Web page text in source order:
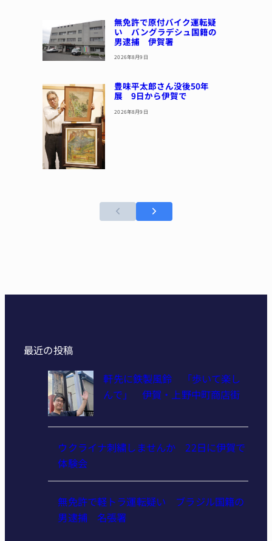
無免許で原付バイク運転疑
い バングラデシュ国籍の
男逮捕 伊賀署
2026年8月9日
豊味平太郎さん没後50年
展 9日から伊賀で
2026年8月9日
最近の投稿
軒先に鉄製風鈴 「歩いて楽し
んで」 伊賀・上野中町商店街
ウクライナ刺繍しませんか 22日に伊賀で
体験会
無免許で軽トラ運転疑い ブラジル国籍の
男逮捕 名張署